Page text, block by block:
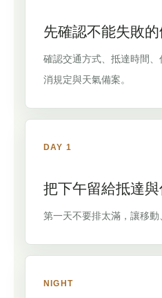
先確認不能失敗
確認交通方式、抵達時間
消規定與天氣備案。
DAY 1
把下午留給抵達與
第一天不要排太滿，讓移動
NIGHT